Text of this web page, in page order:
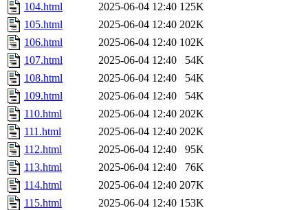
104.html
2025-06-04 12:40 125K
105.html
2025-06-04 12:40 202K
106.html
2025-06-04 12:40 102K
107.html
2025-06-04 12:40
54K
108.html
2025-06-04 12:40
54K
109.html
2025-06-04 12:40
54K
110.html
2025-06-04 12:40 202K
111.html
2025-06-04 12:40 202K
112.html
2025-06-04 12:40
95K
113.html
2025-06-04 12:40
76K
114.html
2025-06-04 12:40 207K
115.html
2025-06-04 12:40 153K